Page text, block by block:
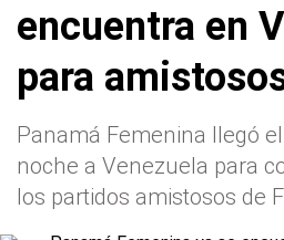
encuentra en
para
Panamá Femenina llegó
noche a Venezuela para
los partidos amistosos de